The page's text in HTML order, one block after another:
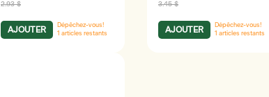
2.93 $
AJOUTER
Dépêchez-vous!
1 articles restants
3.45 $
AJOUTER
Dépêchez-vous!
1 articles restants